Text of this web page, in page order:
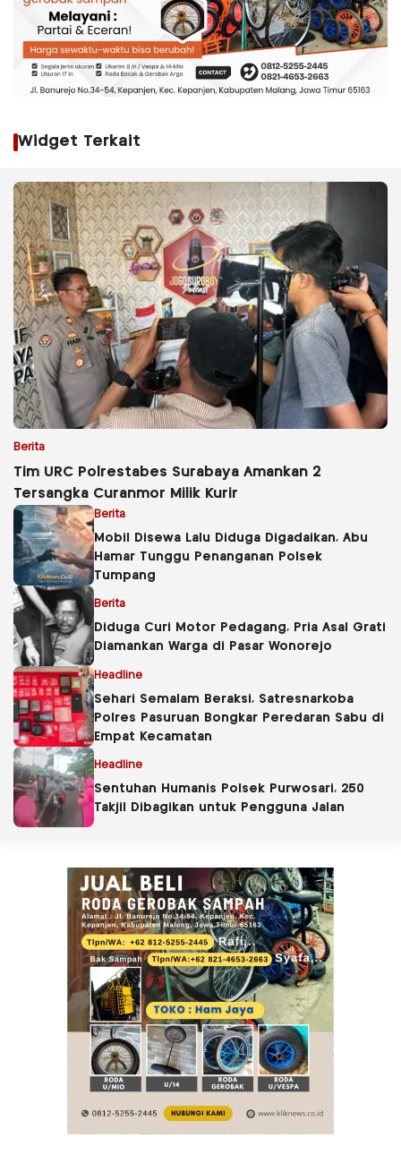
Widget Terkait
Berita
Tim URC Polrestabes Surabaya Amankan 2
Tersangka Curanmor Milik Kurir
Berita
Mobil Disewa Lalu Diduga Digadaikan, Abu
Hamar Tunggu Penanganan Polsek
Tumpang
Berita
Diduga Curi Motor Pedagang, Pria Asal Grati
Diamankan Warga di Pasar Wonorejo
Headline
Sehari Semalam Beraksi, Satresnarkoba
Polres Pasuruan Bongkar Peredaran Sabu di
Empat Kecamatan
Headline
Sentuhan Humanis Polsek Purwosari, 250
Takjil Dibagikan untuk Pengguna Jalan